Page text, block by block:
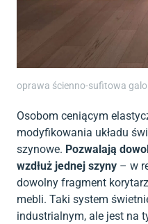
oprawa ścienno-sufitowa
Osobom ceniącym
modyfikowania układu
szynowe. Pozwalają
wzdłuż jednej szyny – w
dowolny fragment
mebli. Taki system
industrialnym, ale jest na